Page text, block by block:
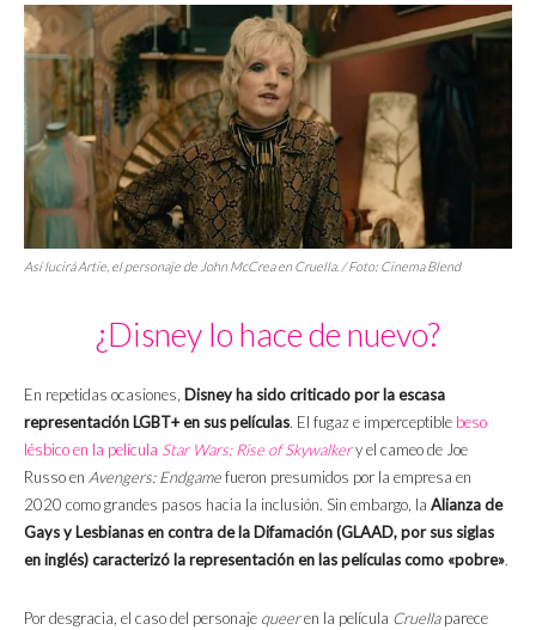
Así lucirá Artie, el personaje de John McCrea en Cruella. / Foto: Cinema Blend
¿Disney lo hace de nuevo?
En repetidas ocasiones, Disney ha sido criticado por la escasa
representación LGBT+ en sus películas. El fugaz e imperceptible beso
lésbico en la película Star Wars: Rise of Skywalkery el cameo de Joe
Russo en Avengers: Endgamefueron presumidos por la empresa en
2020 como grandes pasos hacia la inclusión. Sin embargo, la Alianza de
Gays y Lesbianas en contra de la Difamación (GLAAD, por sus siglas
en inglés) caracterizó la representación en las películas como «pobre».
Por desgracia, el caso del personaje queeren la película Cruellaparece